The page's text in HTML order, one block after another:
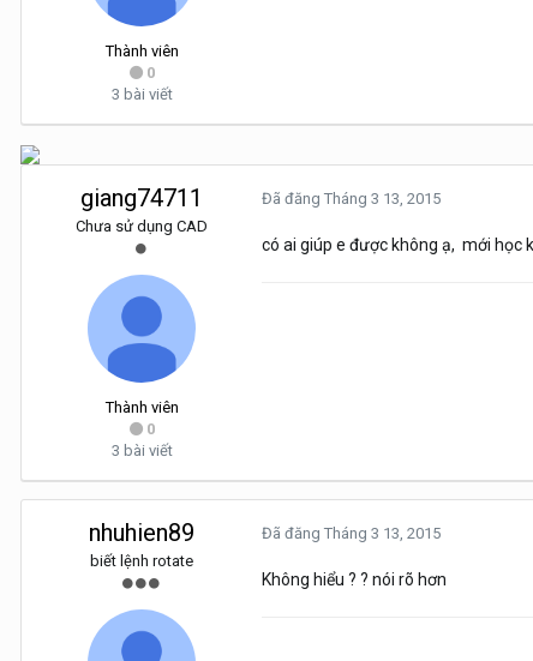
Thành viên
0
3 bài viết
giang74711
Chưa sử dụng CAD
Thành viên
0
3 bài viết
Đã đăng Tháng 3 13, 2015
có ai giúp e được không ạ, mới học
nhuhien89
biết lệnh rotate
Đã đăng Tháng 3 13, 2015
Không hiểu ? ? nói rõ hơn